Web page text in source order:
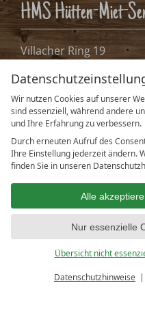
Wir nutzen Cookies auf unserer
sind essenziell, während andere
und Ihre Erfahrung zu verbessern.
Durch erneuten Aufruf des
Ihre Einstellung jederzeit ändern.
finden Sie in unseren
Alle
Nur essenzielle
Übersicht nicht
Datenschutzhinweise
HMS Hütten-Miet-
Villacher Ring 19
info@huetten.com
www.huetten.com
Facebook